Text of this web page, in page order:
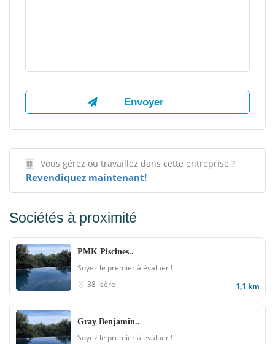
Vous gérez ou travaillez dans cette entreprise ?
Revendiquez maintenant!
Sociétés à proximité
PMK Piscines..
Soyez le premier à évaluer !
38-Isère
1,1 km
Gray Benjamin..
Soyez le premier à évaluer !